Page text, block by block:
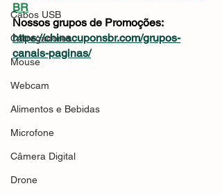
Cabos USB
Carregadores
Mouse
Webcam
Alimentos e Bebidas
Microfone
Câmera Digital
Drone
BR
Nossos grupos de Promoções:
https://chinacuponsbr.com/grupos-
canais-paginas/